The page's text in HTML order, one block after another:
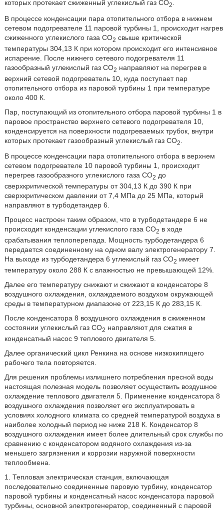
которых протекает сжиженный углекислый газ CO2
В процессе конденсации пара отопительного отбора в нижнем
сетевом подогревателе 11 паровой турбины 1, происходит нагрев
сжиженного углекислого газа CO2 свыше критической
температуры 304,13 К при котором происходит его интенсивное
испарение. После нижнего сетевого подогревателя 11
газообразный углекислый газ CO2 направляют на перегрев в
верхний сетевой подогреватель 10, куда поступает пар
отопительного отбора из паровой турбины 1 при температуре
около 400 К.
Пар, поступающий из отопительного отбора паровой турбины 1 в
паровое пространство верхнего сетевого подогревателя 10,
конденсируется на поверхности подогреваемых трубок, внутри
которых протекает газообразный углекислый газ CO2
В процессе конденсации пара отопительного отбора в верхнем
сетевом подогревателе 10 паровой турбины 1, происходит
перегрев газообразного углекислого газа CO2 до
сверхкритической температуры от 304,13 К до 390 К при
сверхкритическом давлении от 7,4 МПа до 25 МПа, который
направляют в турбодетандер 6.
Процесс настроен таким образом, что в турбодетандере 6 не
происходит конденсации углекислого газа CO2 в ходе
срабатывания теплоперепада. Мощность турбодетандера 6
передается соединенному на одном валу электрогенератору 7.
На выходе из турбодетандера 6 углекислый газ CO2 имеет
температуру около 288 К с влажностью не превышающей 12%.
Далее его температуру снижают и сжижают в конденсаторе 8
воздушного охлаждения, охлаждаемого воздухом окружающей
среды в температурном диапазоне от 223,15 К до 283,15 К.
После конденсатора 8 воздушного охлаждения в сжиженном
состоянии углекислый газ CO2 направляют для сжатия в
конденсатный насос 9 теплового двигателя 5.
Далее органический цикл Ренкина на основе низкокипящего
рабочего тела повторяется.
Для решения проблемы излишнего потребления пресной воды
настоящая полезная модель позволяет осуществить воздушное
охлаждение теплового двигателя 5. Применение конденсатора 8
воздушного охлаждения позволяет его эксплуатировать в
условиях холодного климата со средней температурой воздуха в
наиболее холодный период не ниже 218 К. Конденсатор 8
воздушного охлаждения имеет более длительный срок службы по
сравнению с конденсатором водяного охлаждения из-за
меньшего загрязнения и коррозии наружной поверхности
теплообмена.
1. Тепловая электрическая станция, включающая
последовательно соединенные паровую турбину, конденсатор
паровой турбины и конденсатный насос конденсатора паровой
турбины, основной электрогенератор, соединенный с паровой